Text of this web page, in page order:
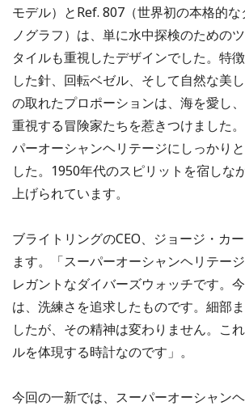
モデル）とRef. 807（世界初の本格的
ノグラフ）は、単に水中探検のための
タイルも重視したデザインでした。特
した針、回転ベゼル、そして自然な美
の取れたプロポーションは、海を愛し
重視する冒険家たちを惹きつけました
パーオーシャンヘリテージにしっかり
した。1950年代のスピリットを宿しな
上げられています。
ブライトリングのCEO、ジョージ・カ
ます。「スーパーオーシャンヘリテー
レガントなダイバーズウォッチです。
は、洗練さを追求したものです。細部
したが、その精神は変わりません。こ
ルを体現する時計なのです」。
今回の一新では、スーパーオーシャン